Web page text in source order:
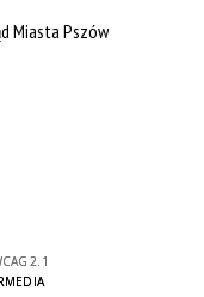
Miasta Pszów
2.1